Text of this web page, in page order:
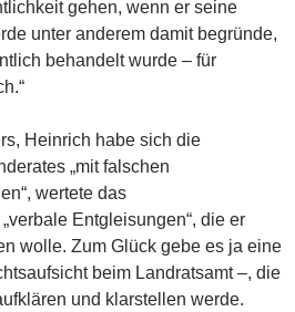
gehen, wenn er seine
unter anderem damit begründe,
behandelt wurde – für
Heinrich habe sich die
„mit falschen
wertete das
Entgleisungen“, die er
wolle. Zum Glück gebe es ja eine
beim Landratsamt –, die
und klarstellen werde.